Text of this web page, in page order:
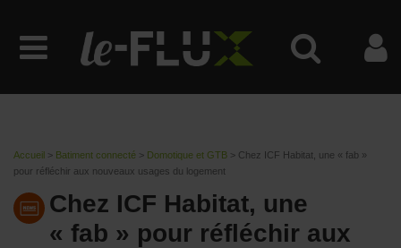
Accueil > Batiment connecté > Domotique et GTB > Chez ICF Habitat, une « fab »
pour réfléchir aux nouveaux usages du logement
Chez ICF Habitat, une
« fab » pour réfléchir aux